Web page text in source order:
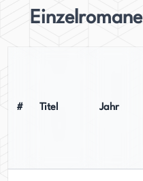
Einzelromane
# Titel Jahr